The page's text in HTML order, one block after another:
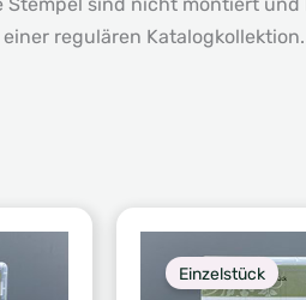
regulären
Einzelstück